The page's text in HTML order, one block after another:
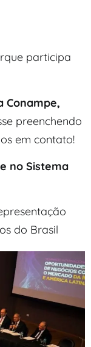
participa
Conampe,
preenchendo
em contato!
no Sistema
do Brasil